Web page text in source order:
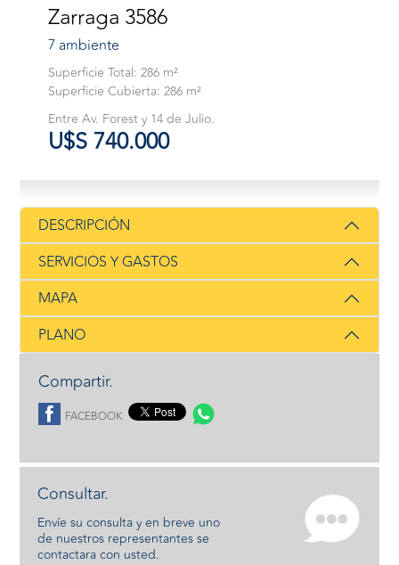
Zarraga 3586
7 ambiente
Superficie Total: 286 m²
Superficie Cubierta: 286 m²
Entre Av. Forest y 14 de Julio.
U$S 740.000
DESCRIPCIÓN
SERVICIOS Y GASTOS
MAPA
PLANO
Compartir.
FACEBOOK
Consultar.
Envíe su consulta y en breve uno
de nuestros representantes se
contactara con usted.